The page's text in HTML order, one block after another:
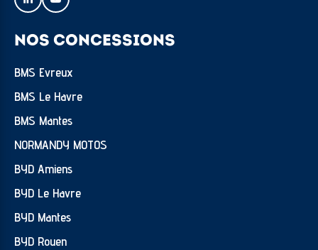
NOS CONCESSIONS
BMS Evreux
BMS Le Havre
BMS Mantes
NORMANDY MOTOS
BYD Amiens
BYD Le Havre
BYD Mantes
BYD Rouen